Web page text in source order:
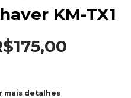
KM-TX1
mais detalhes